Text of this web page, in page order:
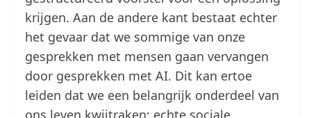
krijgen. Aan de andere kant bestaat echter
het gevaar dat we sommige van onze
gesprekken met mensen gaan vervangen
door gesprekken met AI. Dit kan ertoe
leiden dat we een belangrijk onderdeel van